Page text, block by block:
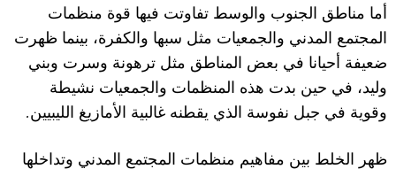
أما مناطق الجنوب والوسط تفاوتت فيها قوة منظمات
المجتمع المدني والجمعيات مثل سبها والكفرة، بينما ظهرت
ضعيفة أحيانا في بعض المناطق مثل ترهونة وسرت وبني
وليد، في حين بدت هذه المنظمات والجمعيات نشيطة
وقوية في جبل نفوسة الذي يقطنه غالبية الأمازيغ الليبيين.
ظهر الخلط بين مفاهيم منظمات المجتمع المدني وتداخلها